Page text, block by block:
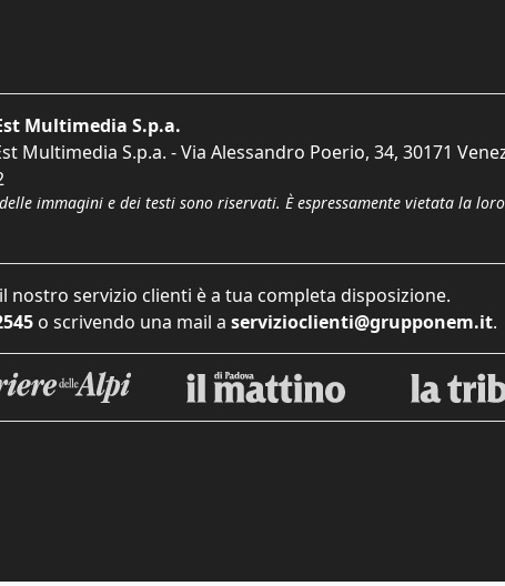
Multimedia S.p.a.
Multimedia S.p.a. - Via Alessandro Poerio, 34, 30171
immagini e dei testi sono riservati. È espressamente vietata la
nostro servizio clienti è a tua completa disposizione.
o scrivendo una mail a servizioclienti@grupponem.it.